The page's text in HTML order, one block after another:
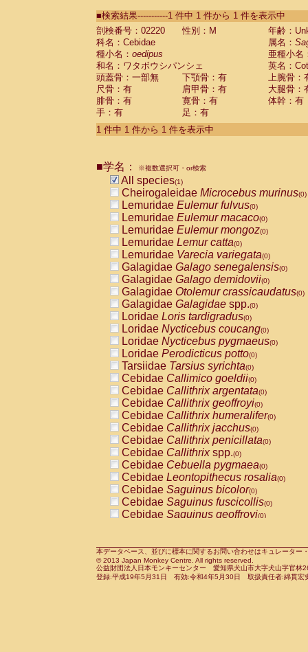
CebidaeSaguinus labiatus(0)
Cebidae Saguinus leucopus (0)
Cebidae
Cebidae
CebidaeSaguinus nigricollis (0)
Cebidae Saguinus oedipus
Cebidae Saguinus weddelli
Cebidae Saguinusspp.
Cebidae Aotus trivirgatus
Cebidae Cebus albifrons
CebidaeCebus nigrivittatus
CebidaeCebus
CebidaeSaimiri boliviensis(0)
CebidaeSaimiri sciureus(0)
AtelidaeAlouatta caraya(0)
AtelidaeAlouatta fusca(0)
AtelidaeAlouatta seniculus
AtelidaeAlouattaspp.(0)
AtelidaeAteles belzebuth(0)
AtelidaeAteles geoffroyi(0)
AtelidaeAteles paniscus(0)
AtelidaeAtelesspp.(0)
Atelidae Lagothrix lagothricha
AtelidaeLagothrix lagothricha cana
PitheciidaeCacajao calvus
PitheciidaeCallicebus cupreus
PitheciidaeCallicebus donacophilus
PitheciidaeCallicebus moloch
PitheciidaeCallicebus torquatus
PitheciidaeCallicebusspp.(0)
PitheciidaeChiropotes satanas(0)
PitheciidaePithecia monachus
PitheciidaePithecia pithecia(0)
CercopithecidaeCercocebus agilis
CercopithecidaeCercocebus
CercopithecidaeCercocebus
CercopithecidaeCercocebus
CercopithecidaeCercocebus
CercopithecidaeCercocebushybrid
CercopithecidaePapio anubis(0)
CercopithecidaePapio cynocephalus
CercopithecidaePapio hamadryas(0)
■検索結果-----------1 件中 1 件から 1 件を表示中
剖検番号：02220
性別：M
年齢：
科名：Cebidae
属名：
種小名： oedipus
亜種小名
和名：ワタボウシパンシェ
英名：
頭蓋骨：一部無
下顎骨：有
上腕骨：
尺骨：有
肩甲骨：有
大腿骨：
腓骨：有
寛骨：有
体幹：有
手：有
足：有
1 件中 1 件から 1 件を表示中
■学名： ※複数選択可・or検索
All species(1)
Cheirogaleidae Microcebus murinus(0)
Lemuridae Eulemur fulvus(0)
Lemuridae Eulemur macaco(0)
Lemuridae Eulemur mongoz(0)
Lemuridae Lemur catta(0)
Lemuridae Varecia variegata(0)
Galagidae Galago senegalensis(0)
Galagidae Galago demidovii(0)
Galagidae Otolemur crassicaudatus(0)
Galagidae Galagidae spp.(0)
Loridae Loris tardigradus(0)
Loridae Nycticebus coucang(0)
Loridae Nycticebus pygmaeus(0)
Loridae Perodicticus potto(0)
Tarsiidae Tarsius syrichta(0)
Cebidae Callimico goeldii(0)
Cebidae Callithrix argentata(0)
Cebidae Callithrix geoffroyi(0)
Cebidae Callithrix humeralifer(0)
Cebidae Callithrix jacchus(0)
Cebidae Callithrix penicillata(0)
Cebidae Callithrixspp.(0)
Cebidae Cebuella pygmaea(0)
Cebidae Leontopithecus rosalia(0)
Cebidae Saguinus bicolor(0)
Cebidae Saguinus fuscicollis(0)
Cebidae Saguinus geoffroyi(0)
CebidaeSaguinus leucopus(0)
CebidaeSaguinus midas(0)
Cebidae Saguinus mystax(0)
本データベース、並びに標本に関するお問い合わせはキュレータ
© 2013 Japan Monkey Centre. All rights reserved.
公益財団法人日本モンキーセンター 愛知県犬山市大字犬山字官
登録:平成19年5月31日 有効:令和4年5月30日 取扱責任者:綿貫宏